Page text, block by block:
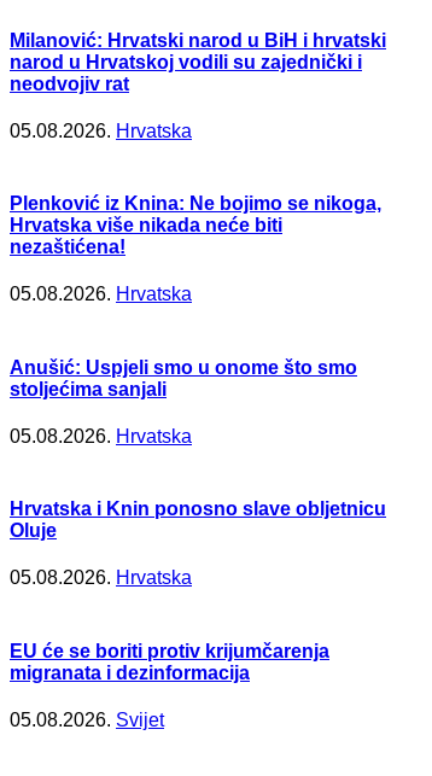
Milanović: Hrvatski narod u BiH i hrvatski
narod u Hrvatskoj vodili su zajednički i
neodvojiv rat
05.08.2026. Hrvatska
Plenković iz Knina: Ne bojimo se nikoga,
Hrvatska više nikada neće biti
nezaštićena!
05.08.2026. Hrvatska
Anušić: Uspjeli smo u onome što smo
stoljećima sanjali
05.08.2026. Hrvatska
Hrvatska i Knin ponosno slave obljetnicu
Oluje
05.08.2026. Hrvatska
EU će se boriti protiv krijumčarenja
migranata i dezinformacija
05.08.2026. Svijet